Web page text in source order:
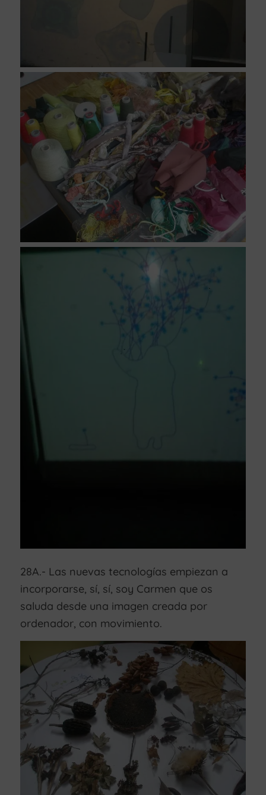
28A.- Las nuevas tecnologías empiezan a
incorporarse, sí, sí, soy Carmen que os
saluda desde una imagen creada por
ordenador, con movimiento.